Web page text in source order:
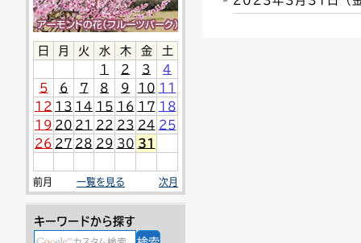
連絡ごみ
ユニバーサルデザイン
日 月 火 水 木 金
土
1
2 3
4
5
6 7 8 9 10 11
12 13 14 15 16 17 18
19 20 21 22 23 24 25
26 27 28 29 30 31
前月 一覧を見る 次月
キーワードから探す